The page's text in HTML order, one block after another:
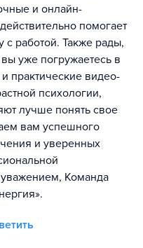
и онлайн-
помогает
с работой. Также рады,
уже погружаетесь в
практические видео-
психологии,
лучше понять свое
вам успешного
и уверенных
Команда